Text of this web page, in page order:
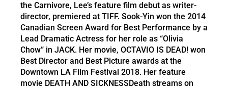
the Carnivore, Lee’s feature film debut as writer-
director, premiered at TIFF. Sook-Yin won the 2014
Canadian Screen Award for Best Performance by a
Lead Dramatic Actress for her role as “Olivia
Chow” in JACK. Her movie, OCTAVIO IS DEAD! won
Best Director and Best Picture awards at the
Downtown LA Film Festival 2018. Her feature
movie DEATH AND SICKNESSDeath streams on